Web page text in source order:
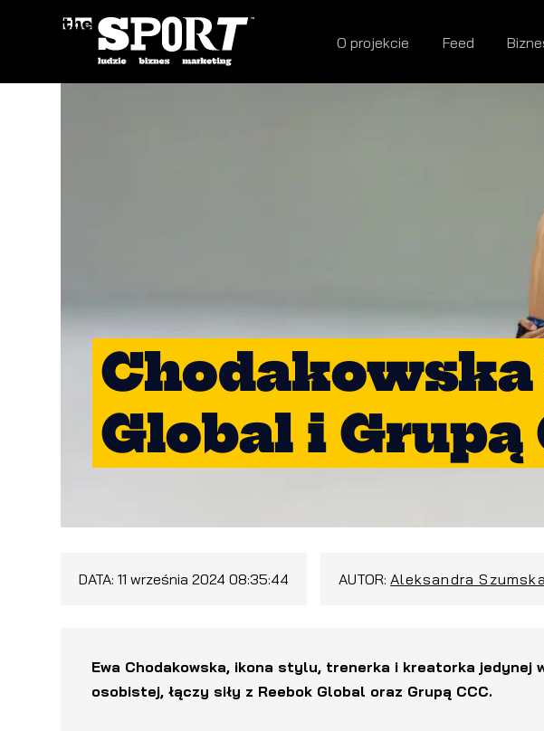
O projekcie Feed
Chodakowska
Global i Grupą
DATA:11 września 2024 08:35:44 AUTOR: Aleksandra Szumska
Ewa Chodakowska, ikona stylu, trenerka i kreatorka jedynej
osobistej, łączy siły z Reebok Global oraz Grupą CCC.